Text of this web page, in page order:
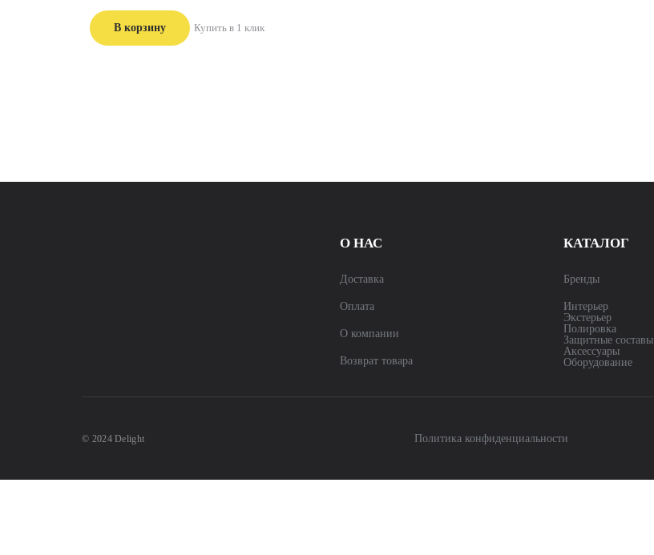
В корзину Купить в 1 клик
О НАС
Доставка
Оплата
О компании
Возврат товара
КАТАЛОГ
Бренды
Интерьер
Экстерьер
Полировка
Защитные составы
Аксессуары
Оборудование
© 2024 Delight Политика конфиденциальности